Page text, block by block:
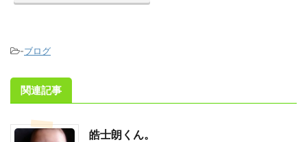
-ブログ
関連記事
皓士朗くん。